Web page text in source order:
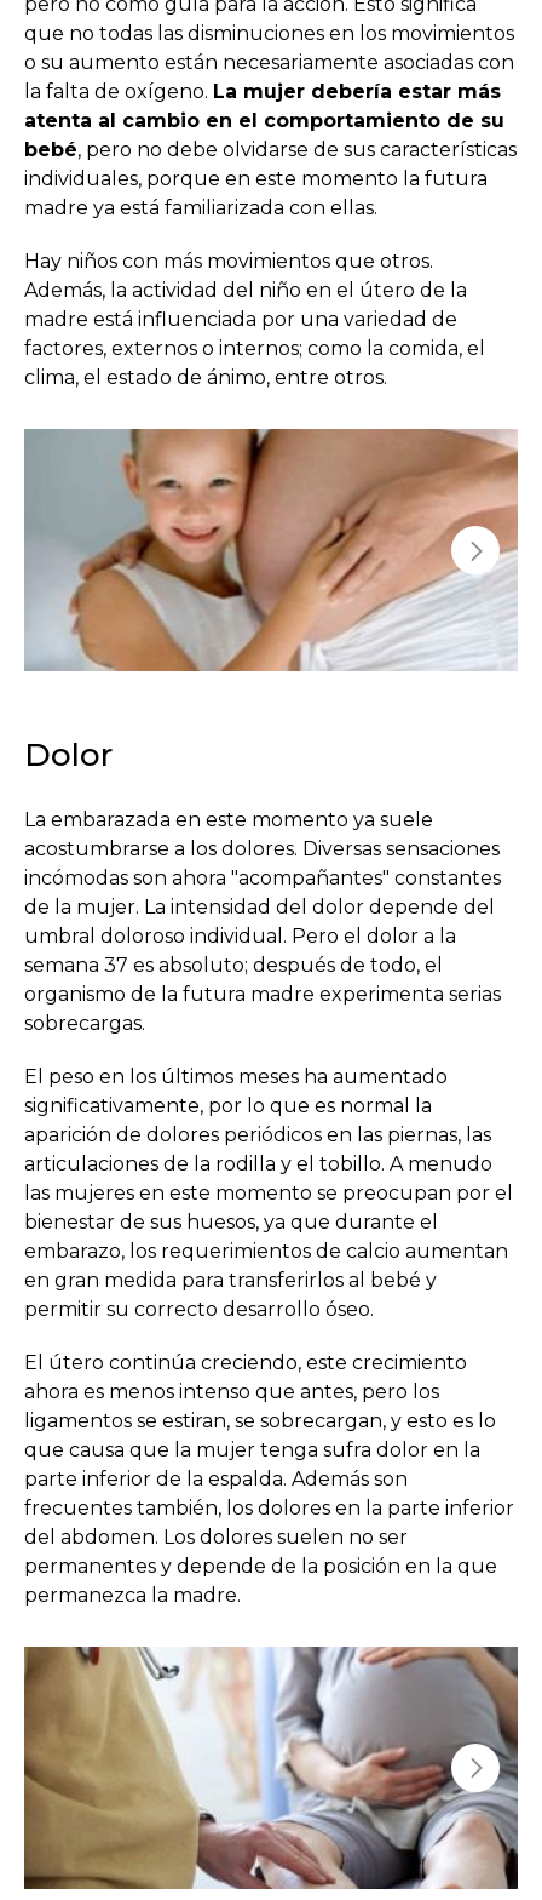
que no todas las disminuciones en los movimientos
o su aumento están necesariamente asociadas con
la falta de oxígeno. La mujer debería estar más
atenta al cambio en el comportamiento de su
bebé, pero no debe olvidarse de sus características
individuales, porque en este momento la futura
madre ya está familiarizada con ellas.
Hay niños con más movimientos que otros.
Además, la actividad del niño en el útero de la
madre está influenciada por una variedad de
factores, externos o internos; como la comida, el
clima, el estado de ánimo, entre otros.
Dolor
La embarazada en este momento ya suele
acostumbrarse a los dolores. Diversas sensaciones
incómodas son ahora "acompañantes" constantes
de la mujer. La intensidad del dolor depende del
umbral doloroso individual. Pero el dolor a la
semana 37 es absoluto; después de todo, el
organismo de la futura madre experimenta serias
sobrecargas.
El peso en los últimos meses ha aumentado
significativamente, por lo que es normal la
aparición de dolores periódicos en las piernas, las
articulaciones de la rodilla y el tobillo. A menudo
las mujeres en este momento se preocupan por el
bienestar de sus huesos, ya que durante el
embarazo, los requerimientos de calcio aumentan
en gran medida para transferirlos al bebé y
permitir su correcto desarrollo óseo.
El útero continúa creciendo, este crecimiento
ahora es menos intenso que antes, pero los
ligamentos se estiran, se sobrecargan, y esto es lo
que causa que la mujer tenga sufra dolor en la
parte inferior de la espalda. Además son
frecuentes también, los dolores en la parte inferior
del abdomen. Los dolores suelen no ser
permanentes y depende de la posición en la que
permanezca la madre.